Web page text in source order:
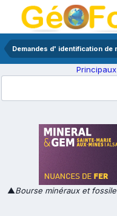
Demandes d' identification de
▲Bourse minéraux et